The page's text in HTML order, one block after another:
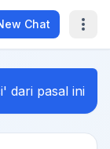
Chat
dari pasal ini